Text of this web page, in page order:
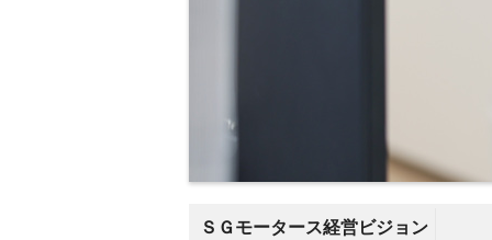
ＳＧモータース経営ビジョン